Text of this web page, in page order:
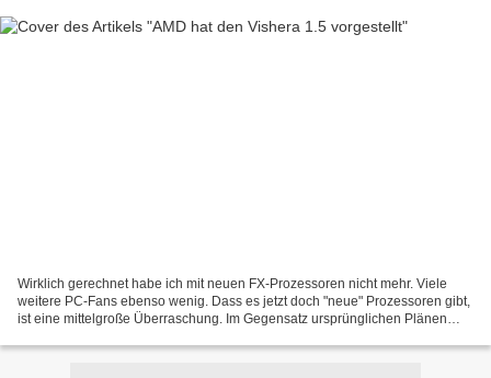
Wirklich gerechnet habe ich mit neuen FX-Prozessoren nicht mehr. Viele
weitere PC-Fans ebenso wenig. Dass es jetzt doch "neue" Prozessoren gibt,
ist eine mittelgroße Überraschung. Im Gegensatz ursprünglichen Plänen